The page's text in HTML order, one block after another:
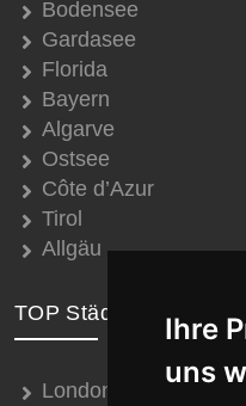
Ihre
uns
Bodensee
Gardasee
Florida
Bayern
Algarve
Ostsee
Côte d’Azur
Tirol
Allgäu
TOP Städte
London